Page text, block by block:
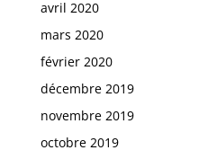
avril 2020
mars 2020
février 2020
décembre 2019
novembre 2019
octobre 2019